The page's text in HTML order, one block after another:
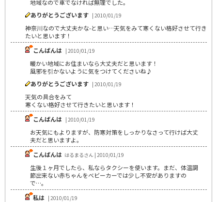
地域なので車でなければ無理でした。
ありがとうございます | 2010/01/19
神奈川なので大丈夫かな-と思い…天気をみて寒くない格好させて行き
たいと思います！
こんばんは | 2010/01/19
暖かい地域にお住まいなら大丈夫だと思います！
風邪を引かないように気をつけてくださいね♪
ありがとうございます | 2010/01/19
天気の具合をみて
寒くない格好させて行きたいと思います！
こんばんは | 2010/01/19
お天気にもよりますが、防寒対策をしっかりなさって行けば大丈
夫だと思いますよ。
こんばんは はるまるさん | 2010/01/19
生後１ヶ月でしたら、私ならタクシーを使います。まだ、体温調
節出来ない赤ちゃんをベビーカーでは少し不安がありますの
で…。
私は | 2010/01/19